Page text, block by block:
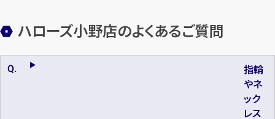
ハローズ小野店のよくあるご質問
指輪
やネ
ック
レス